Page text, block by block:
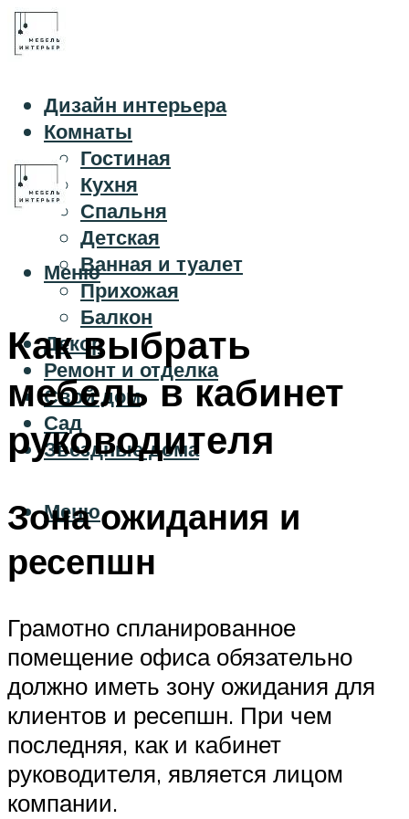
Дизайн интерьера
Комнаты
Гостиная
Кухня
Спальня
Детская
Ванная и туалет
Прихожая
Балкон
Декор
Ремонт и отделка
Свой дом
Сад
Звездные дома
Меню
Меню
Как выбрать
мебель в кабинет
руководителя
Зона ожидания и
ресепшн
Грамотно спланированное
помещение офиса обязательно
должно иметь зону ожидания для
клиентов и ресепшн. При чем
последняя, как и кабинет
руководителя, является лицом
компании.